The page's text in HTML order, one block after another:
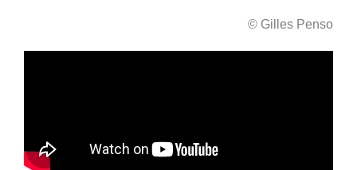
© Gilles Penso